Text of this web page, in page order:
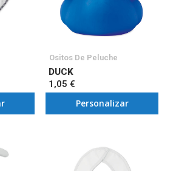
Ositos De Peluche
DUCK
1,05 €
Personalizar